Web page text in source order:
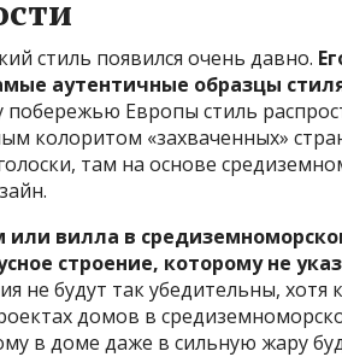
стиль появился очень давно.
аутентичные образцы
Европы стиль
колоритом «захваченных»
там на основе
вилла в
строение, которому не
не будут так убедительны,
домов в
в доме даже в сильную жару